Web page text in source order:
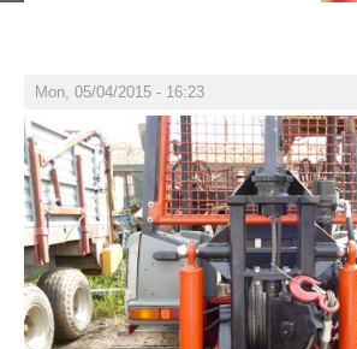
Mon, 05/04/2015 - 16:23